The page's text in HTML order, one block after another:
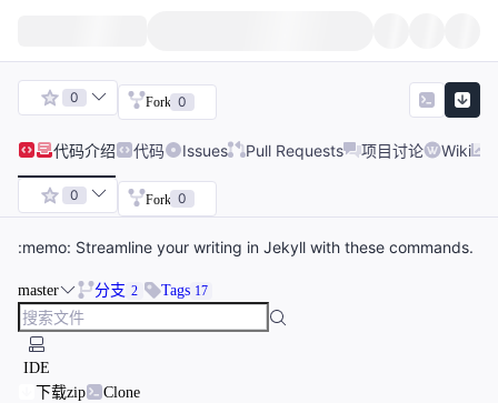
0 Fork 0
代码介绍 代码 Issues Pull Requests 项目讨论 Wiki
0 Fork 0
:memo: Streamline your writing in Jekyll with these commands.
master 分支 2 Tags 17
IDE
下载zip
Clone